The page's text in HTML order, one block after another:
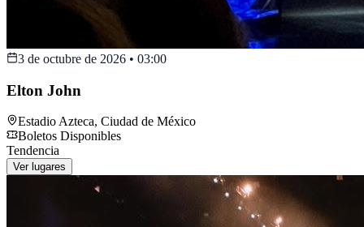
3 de octubre de 2026 • 03:00
Elton John
Estadio Azteca, Ciudad de México
Boletos Disponibles
Tendencia
Ver lugares